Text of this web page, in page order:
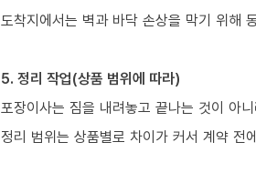
도착지에서는 벽과 바닥 손상을 막기 위해
5. 정리 작업(상품 범위에 따라)
포장이사는 짐을 내려놓고 끝나는 것이 아
정리 범위는 상품별로 차이가 커서 계약 전